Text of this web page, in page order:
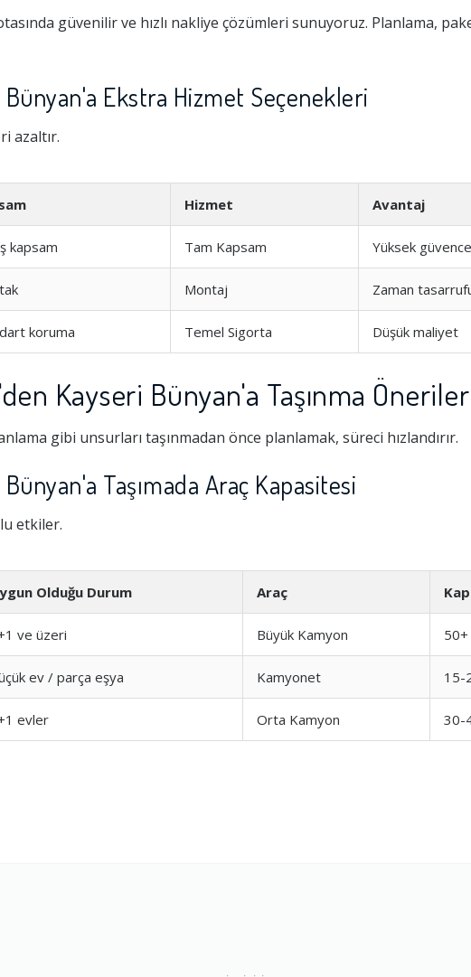
güvenilir ve hızlı nakliye çözümleri sunuyoruz. Planlama,
Ekstra Hizmet Seçenekleri
azaltır.
Hizmet Avantaj
kapsam Tam Kapsam Yüksek güvence
Montaj Zaman
koruma Temel Sigorta Düşük maliyet
Kayseri Bünyan'a Taşınma
gibi unsurları taşınmadan önce planlamak, süreci hızlandırır.
Taşımada Araç Kapasitesi
etkiler.
Olduğu Durum Araç
ve üzeri Büyük Kamyon 50+
ev / parça eşya Kamyonet 15-
evler Orta Kamyon 30-
Hizmeti 1.0